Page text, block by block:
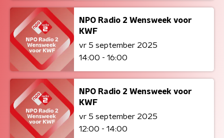
NPO Radio 2 Wensweek voor
KWF
vr 5 september 2025
14:00 - 16:00
NPO Radio 2 Wensweek voor
KWF
vr 5 september 2025
12:00 - 14:00